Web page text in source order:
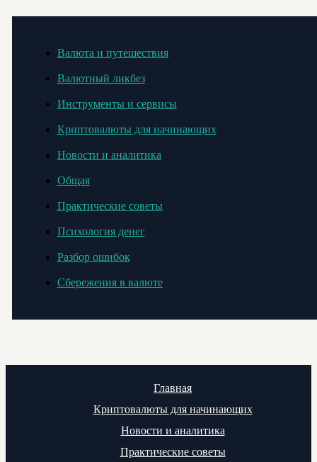
Валюта и путешествия
Валютный ликбез
Инструменты и сервисы
Криптовалюты для начинающих
Новости и аналитика
Общая
Практические советы
Психология денег
Разбор ошибок
Сбережения в валюте
Главная
Криптовалюты для начинающих
Новости и аналитика
Практические советы